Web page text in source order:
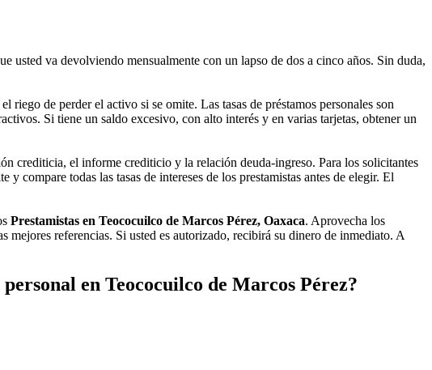
usted va devolviendo mensualmente con un lapso de dos a cinco años. Sin duda,
riego de perder el activo si se omite. Las tasas de préstamos personales son
Si tiene un saldo excesivo, con alto interés y en varias tarjetas, obtener un
crediticia, el informe crediticio y la relación deuda-ingreso. Para los solicitantes
compare todas las tasas de intereses de los prestamistas antes de elegir. El
Prestamistas en Teococuilco de Marcos Pérez, Oaxaca. Aprovecha los
mejores referencias. Si usted es autorizado, recibirá su dinero de inmediato. A
en Teococuilco de Marcos Pérez?